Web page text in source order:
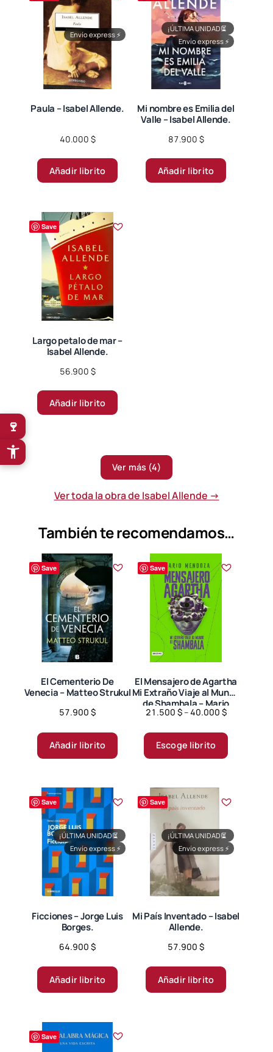
Paula – Isabel Allende.
40.000 $
Envío express ⚡
Añadir librito
Mi nombre es Emilia del
Valle – Isabel Allende.
87.900 $
¡ÚLTIMA UNIDAD!⏳
Envío express ⚡
Añadir librito
Save
Largo petalo de mar –
Isabel Allende.
56.900 $
Añadir librito
Ver más (4)
Ver toda la obra de Isabel Allende →
También te recomendamos…
Save
El Cementerio De
Venecia – Matteo Strukul
57.900 $
Añadir librito
Save
El Mensajero de Agartha
Mi Extraño Viaje al Mundo
de Shambala – Mario
Mendoza.
21.500 $– 40.000 $Price
21.500 $
Escoge librito
tiene
Las
se
pueden
página
Save
Ficciones – Jorge Luis
Borges.
64.900 $
¡ÚLTIMA UNIDAD!⏳
Envío express ⚡
Añadir librito
Save
Mi País Inventado – Isabel
Allende.
57.900 $
¡ÚLTIMA UNIDAD!⏳
Envío express ⚡
Añadir librito
Save
🍷